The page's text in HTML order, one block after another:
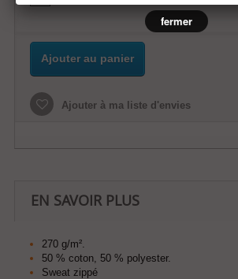
Ajouter au panier
Ajouter à ma liste d'envies
EN SAVOIR PLUS
270 g/m².
50 % coton, 50 % polyester.
Sweat zippé
fermer